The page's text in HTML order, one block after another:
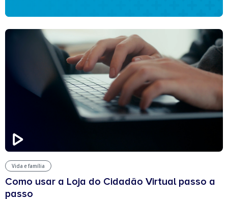
Vida e família
Como usar a Loja do Cidadão Virtual passo a
passo